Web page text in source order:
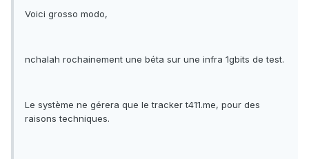
Voici grosso modo,
nchalah rochainement une béta sur une infra 1gbits de test.
Le système ne gérera que le tracker t411.me, pour des
raisons techniques.